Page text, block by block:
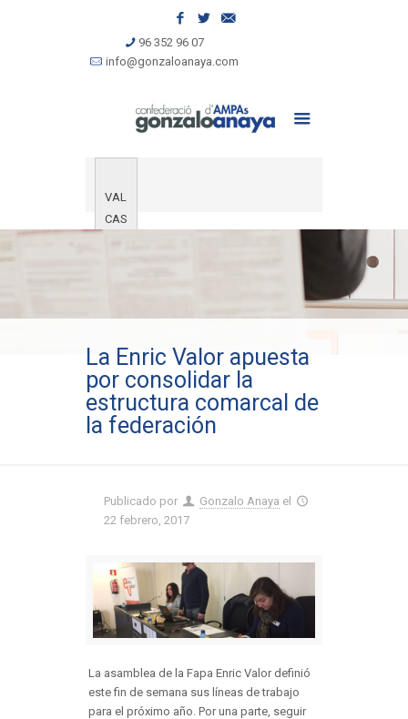
96 352 96 07
info@gonzaloanaya.com
VAL
CAS
La Enric Valor apuesta
por consolidar la
estructura comarcal de
la federación
Publicado por Gonzalo Anaya el
22 febrero, 2017
La asamblea de la Fapa Enric Valor definió
este fin de semana sus líneas de trabajo
para el próximo año. Por una parte, seguir